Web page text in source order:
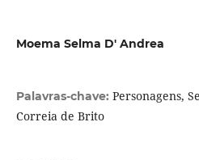
Moema Selma D' Andrea
Palavras-chave: Personagens,
Correia de Brito